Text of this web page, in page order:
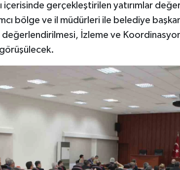
içerisinde gerçekleştirilen yatırımlar
bölge ve il müdürleri ile belediye
İzleme ve Koordinasyon
görüşülecek.